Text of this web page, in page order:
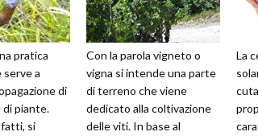
pratica
a
di
di piante.
si
Con la parola vigneto o
vigna si intende una parte
di terreno che viene
dedicato alla coltivazione
delle viti. In base al
La